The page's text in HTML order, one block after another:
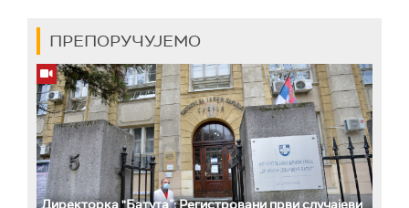
ПРЕПОРУЧУЈЕМО
Директорка "Батута”: Регистровани први случајеви